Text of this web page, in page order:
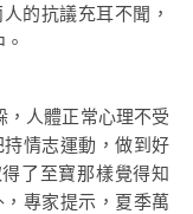
的抗議充耳不聞，
人體正常心理不受
情志運動，做到好
了至寶那樣覺得知
專家提示，夏季萬